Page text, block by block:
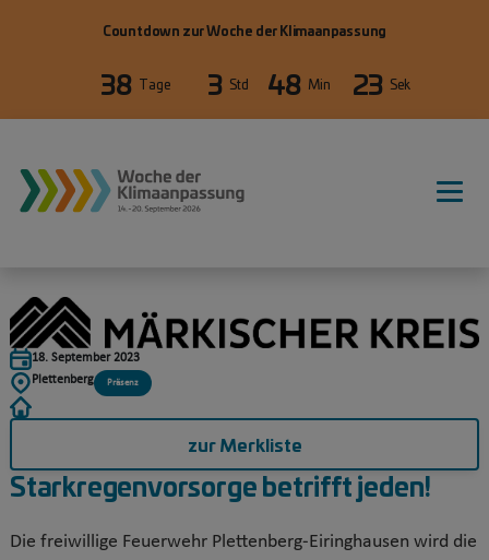
Countdown zur Woche der Klimaanpassung
38 Tage 3 Std 48 Min 23 Sek
Starkregenvorsorge betrifft jeden!
Die freiwillige Feuerwehr Plettenberg-Eiringhausen wird die
18. September 2023
Plettenberg
Präsenz
zur Merkliste